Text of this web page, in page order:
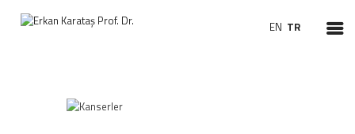
EN TR
ANASAYFA